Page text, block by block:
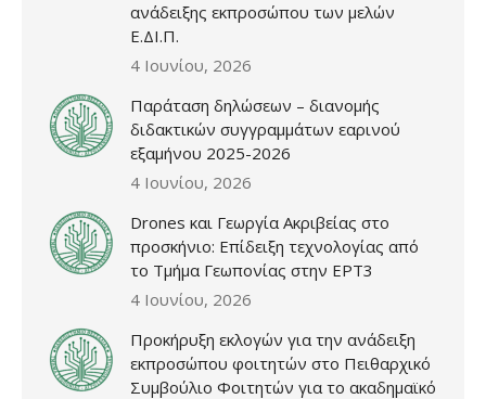
ανάδειξης εκπροσώπου των μελών
Ε.ΔΙ.Π.
4 Ιουνίου, 2026
Παράταση δηλώσεων – διανομής
διδακτικών συγγραμμάτων εαρινού
εξαμήνου 2025-2026
4 Ιουνίου, 2026
Drones και Γεωργία Ακριβείας στο
προσκήνιο: Επίδειξη τεχνολογίας από
το Τμήμα Γεωπονίας στην ΕΡΤ3
4 Ιουνίου, 2026
Προκήρυξη εκλογών για την ανάδειξη
εκπροσώπου φοιτητών στο Πειθαρχικό
Συμβούλιο Φοιτητών για το ακαδημαϊκό